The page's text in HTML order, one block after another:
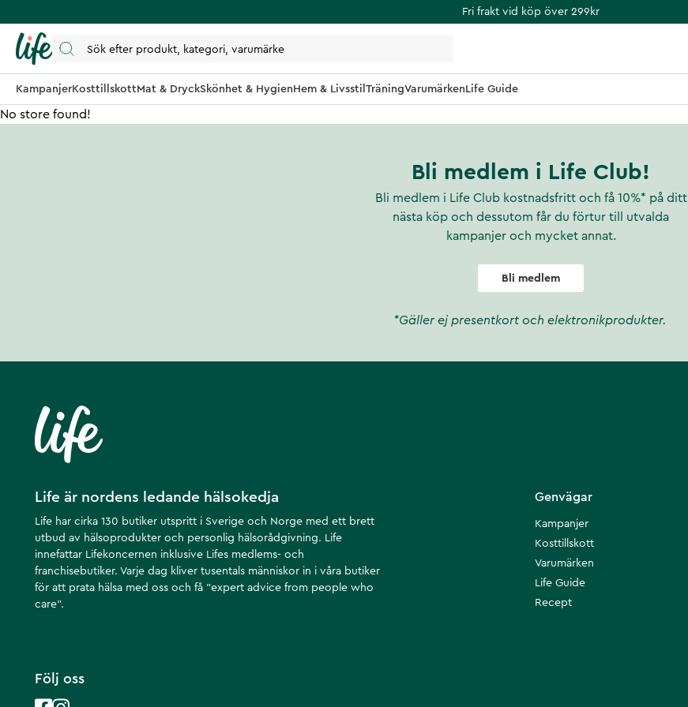
Fri frakt vid köp över 299kr
KampanjerKosttillskottMat & DryckSkönhet & HygienHem & Livsstil TräningVarumärkenLife Guide
No store found!
Bli medlem i Life Club!
Bli medlem i Life Club kostnadsfritt och få 10%* på ditt
nästa köp och dessutom får du förtur till utvalda
kampanjer och mycket annat.
Bli medlem
*Gäller ej presentkort och elektronikprodukter.
Life är nordens ledande hälsokedja
Life har cirka 130 butiker utspritt i Sverige och Norge med ett brett
utbud av hälsoprodukter och personlig hälsorådgivning. Life
innefattar Lifekoncernen inklusive Lifes medlems- och
franchisebutiker. Varje dag kliver tusentals människor in i våra butiker
för att prata hälsa med oss och få ”expert advice from people who
care”.
Genvägar
Kampanjer
Kosttillskott
Varumärken
Life Guide
Recept
Följ oss